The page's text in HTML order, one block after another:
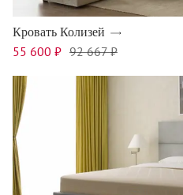
Кровать Колизей
55 600 ₽ 92 667 ₽